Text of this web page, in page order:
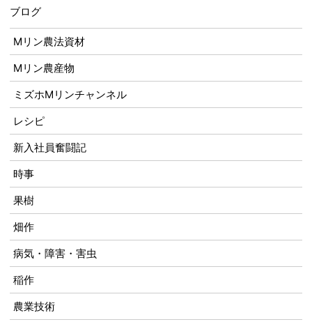
ブログ
Mリン農法資材
Mリン農産物
ミズホMリンチャンネル
レシピ
新入社員奮闘記
時事
果樹
畑作
病気・障害・害虫
稲作
農業技術